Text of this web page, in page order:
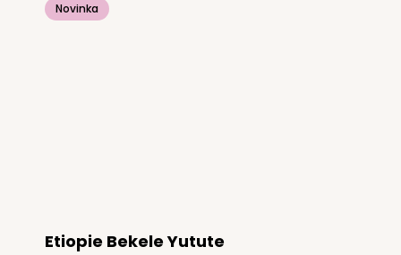
Novinka
Etiopie Bekele Yutute